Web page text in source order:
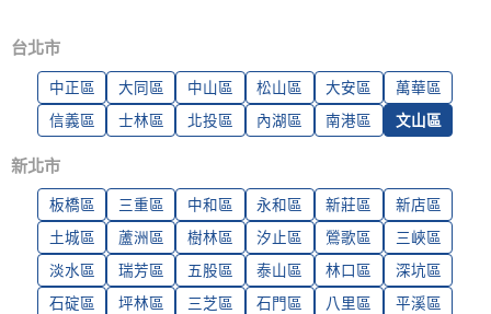
台北市
中正區 大同區 中山區 松山區 大安區
萬華區
信義區
士林區 北投區 內湖區 南港區 文山區
新北市
板橋區 三重區 中和區 永和區 新莊區
新店區
土城區
蘆洲區 樹林區 汐止區 鶯歌區
三峽區
淡水區
瑞芳區 五股區 泰山區 林口區
深坑區
石碇區
坪林區 三芝區 石門區 八里區
平溪區